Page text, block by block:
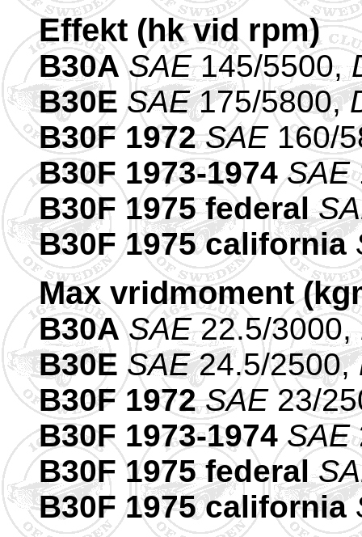
Effekt (hk vid rpm)
B30A SAE145/5500,
B30E SAE175/5800,
B30F 1972 SAE 160/
B30F 1973-1974 SAE
B30F 1975 federal
B30F 1975 california
Max vridmoment
B30A SAE22.5/3000,
B30E SAE24.5/2500,
B30F 1972 SAE 23/
B30F 1973-1974 SAE
B30F 1975 federal
B30F 1975 california